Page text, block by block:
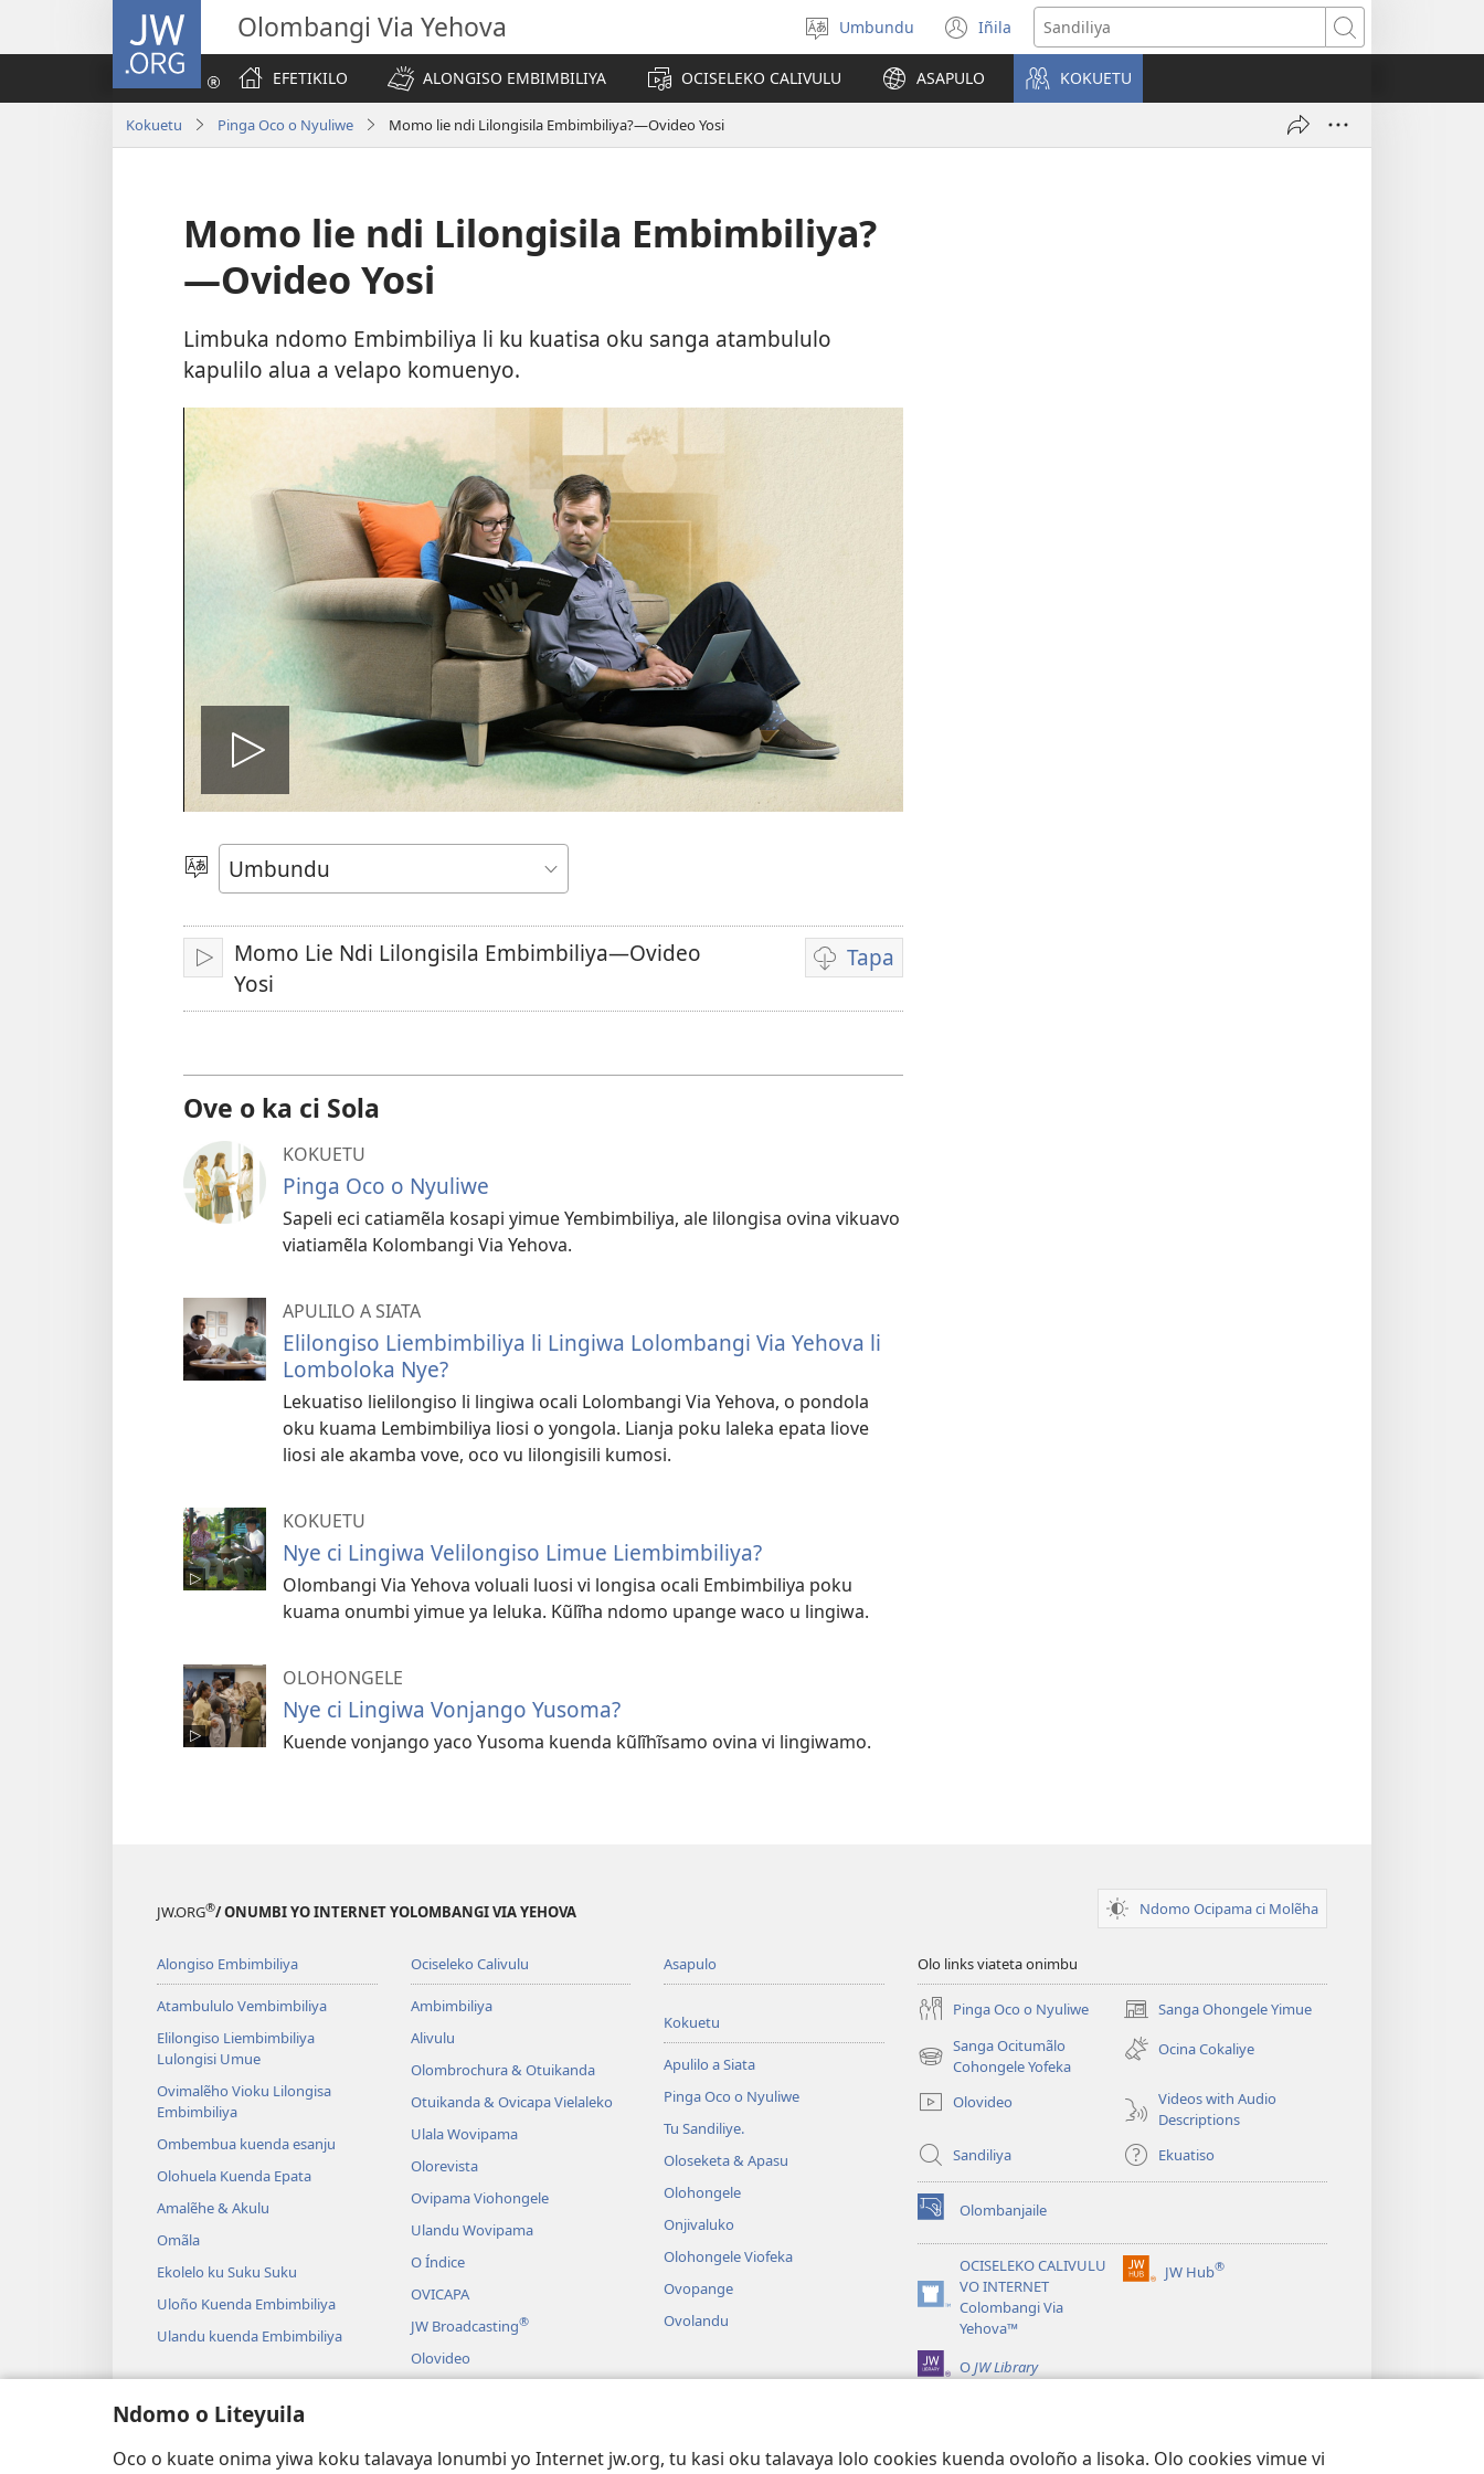
Ndomo o Liteyuila
Oco o kuate onima yiwa koku talavaya lonumbi yo Internet jw.org, tu kasi oku talavaya lolo cookies kuenda ovoloño a lisoka. Olo cookies vimue vi
JW.ORG Olombangi Via Yehova
Select
language
Umbundu Iñila
(yikula
onjanela
yokaliye)
Sandiliya
EFETIKILO
ALONGISO EMBIMBILIYA OCISELEKO CALIVULU ASAPULO KOKUETU
Kokuetu Pinga Oco o Nyuliwe Momo lie ndi Lilongisila Embimbiliya?—Ovideo Yosi
Momo lie ndi Lilongisila Embimbiliya?
—Ovideo Yosi
Limbuka ndomo Embimbiliya li ku kuatisa oku sanga atambululo
kapulilo alua a velapo komuenyo.
Lekisa
o
video
Nõla
elimi
Sika
Momo Lie Ndi Lilongisila Embimbiliya—Ovideo
Yosi
Tapa
Video
download
Ove o ka ci Sola
KOKUETU
Pinga Oco o Nyuliwe
Sapeli eci catiamẽla kosapi yimue Yembimbiliya, ale lilongisa ovina vikuavo
viatiamẽla Kolombangi Via Yehova.
APULILO A SIATA
Elilongiso Liembimbiliya li Lingiwa Lolombangi Via Yehova li
Lomboloka Nye?
Lekuatiso lielilongiso li lingiwa ocali Lolombangi Via Yehova, o pondola
oku kuama Lembimbiliya liosi o yongola. Lianja poku laleka epata liove
liosi ale akamba vove, oco vu lilongisili kumosi.
KOKUETU
Nye ci Lingiwa Velilongiso Limue Liembimbiliya?
Olombangi Via Yehova voluali luosi vi longisa ocali Embimbiliya poku
kuama onumbi yimue ya leluka. Kũlĩha ndomo upange waco u lingiwa.
OLOHONGELE
Nye ci Lingiwa Vonjango Yusoma?
Kuende vonjango yaco Yusoma kuenda kũlĩhĩsamo ovina vi lingiwamo.
JW.ORG®/ ONUMBI YO INTERNET YOLOMBANGI VIA YEHOVA Ndomo Ocipama ci Molẽha
Alongiso Embimbiliya
Atambululo Vembimbiliya
Elilongiso Liembimbiliya
Lulongisi Umue
Ovimalẽho Vioku Lilongisa
Embimbiliya
Ombembua kuenda esanju
Olohuela Kuenda Epata
Amalẽhe & Akulu
Omãla
Ekolelo ku Suku Suku
Uloño Kuenda Embimbiliya
Ulandu kuenda Embimbiliya
Ociseleko Calivulu
Ambimbiliya
Alivulu
Olombrochura & Otuikanda
Otuikanda & Ovicapa Vielaleko
Ulala Wovipama
Olorevista
Ovipama Viohongele
Ulandu Wovipama
O Índice
OVICAPA
JW Broadcasting®
Olovideo
Oku Tangiwa Kuolondalama
Asapulo
Kokuetu
Apulilo a Siata
Pinga Oco o Nyuliwe
Tu Sandiliye.
Oloseketa & Apasu
Olohongele
Onjivaluko
Olohongele Viofeka
Ovopange
Ovolandu
Olo links viateta onimbu
Pinga Oco o Nyuliwe Sanga Ohongele Yimue
(yikula
onjanela
yokaliye)
Sanga Ocitumãlo
Cohongele Yofeka
(yikula
yokaliye)
Ocina Cokaliye
Olovideo
Videos with Audio
Descriptions
Sandiliya
Ekuatiso
Olombanjaile
(yikula
onjanela
yokaliye)OCISELEKO CALIVULU
VO INTERNET
Colombangi Via
Yehova™
(yikula
onjanela
yokaliye)
JW Hub®
(yikula
OJW Library